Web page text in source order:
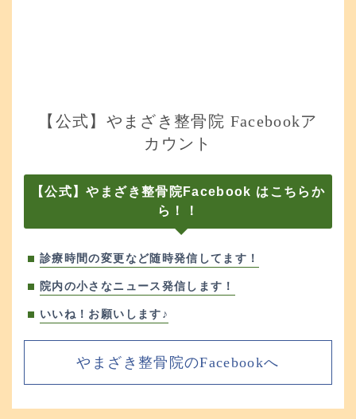
【公式】やまざき整骨院 Facebookア
カウント
【公式】やまざき整骨院Facebook はこちらか
ら！！
診療時間の変更など随時発信してます！
院内の小さなニュース発信します！
いいね！お願いします♪
やまざき整骨院のFacebookへ